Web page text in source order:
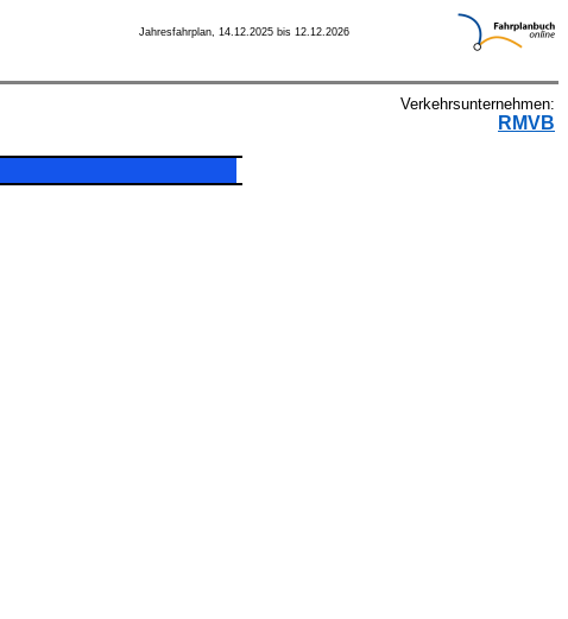
Jahresfahrplan, 14.12.2025 bis 12.12.2026
Verkehrsunternehmen:
RMVB